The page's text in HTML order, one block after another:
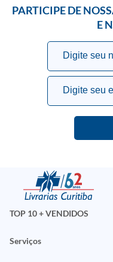
PARTICIPE DE
E
TOP 10 + VENDIDOS
Serviços